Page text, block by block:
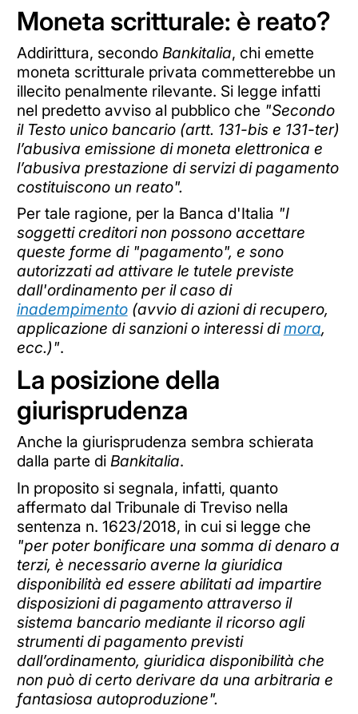
Moneta scritturale: è reato?
Addirittura, secondo Bankitalia, chi emette
moneta scritturale privata commetterebbe un
illecito penalmente rilevante. Si legge infatti
nel predetto avviso al pubblico che "Secondo
il Testo unico bancario (artt. 131-bis e 131-ter)
l’abusiva emissione di moneta elettronica e
l’abusiva prestazione di servizi di pagamento
costituiscono un reato".
Per tale ragione, per la Banca d'Italia "I
soggetti creditori non possono accettare
queste forme di "pagamento", e sono
autorizzati ad attivare le tutele previste
dall'ordinamento per il caso di
inadempimento(avvio di azioni di recupero,
applicazione di sanzioni o interessi dimora,
ecc.)".
La posizione della
giurisprudenza
Anche la giurisprudenza sembra schierata
dalla parte di Bankitalia.
In proposito si segnala, infatti, quanto
affermato dal Tribunale di Treviso nella
sentenza n. 1623/2018, in cui si legge che
"per poter bonificare una somma di denaro a
terzi, è necessario averne la giuridica
disponibilità ed essere abilitati ad impartire
disposizioni di pagamento attraverso il
sistema bancario mediante il ricorso agli
strumenti di pagamento previsti
dall’ordinamento, giuridica disponibilità che
non può di certo derivare da una arbitraria e
fantasiosa autoproduzione".